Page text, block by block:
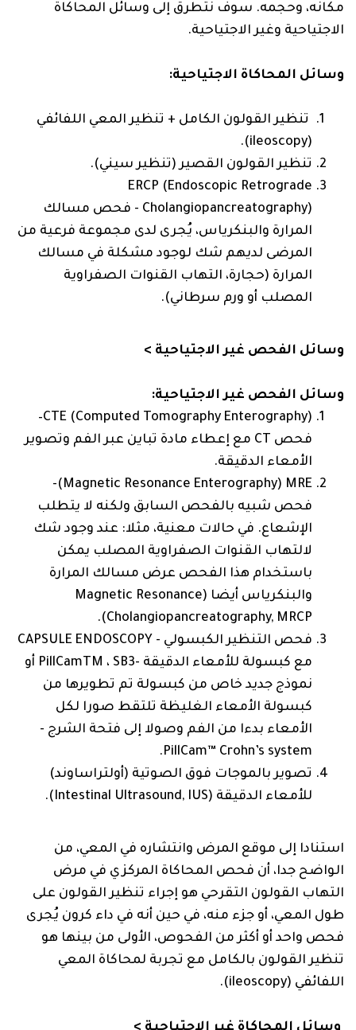
مكانه، وحجمه. سوف نتطرق إلى وسائل المحاكاة
الاجتياحية وغير الاجتياحية.
وسائل المحاكاة الاجتياحية:
تنظير القولون الكامل + تنظير المعي اللفائفي
(ileoscopy).
تنظير القولون القصير (تنظير سيني).
‎‎ERCP (Endoscopic Retrograde
Cholangiopancreatography) - فحص مسالك
المرارة والبنكرياس، يُجرى لدى مجموعة فرعية من
المرضى لديهم شك لوجود مشكلة في مسالك
المرارة (حجارة، التهاب القنوات الصفراوية
المصلب أو ورم سرطاني).
وسائل الفحص غير الاجتياحية >
وسائل الفحص غير الاجتياحية:
CTE (Computed Tomography Enterography)–
فحص CT مع إعطاء مادة تباين عبر الفم وتصوير
الأمعاء الدقيقة.
MRE‏ (‏‎Magnetic Resonance Enterography‏)-
فحص شبيه بالفحص السابق ولكنه لا يتطلب
الإشعاع. في حالات معنية، مثلا: عند وجود شك
لالتهاب القنوات الصفراوية المصلب يمكن
باستخدام هذا الفحص عرض مسالك المرارة
والبنكرياس أيضا (Magnetic Resonance
Cholangiopancreatography, MRCP).
فحص التنظير الكبسولي - CAPSULE ENDOSCOPY
مع كبسولة للأمعاء الدقيقة -PillCamTM ، SB3 أو
نموذج جديد خاص من كبسولة تم تطويرها من
كبسولة الأمعاء الغليظة تلتقط صورا لكل
الأمعاء بدءا من الفم وصولا إلى فتحة الشرج -
PillCam™ Crohn’s system.
تصوير بالموجات فوق الصوتية (أولتراساوند)
للأمعاء الدقيقة (‏Intestinal Ultrasound, IUS‏).
استنادا إلى موقع المرض وانتشاره في المعي، من
الواضح جدا، أن فحص المحاكاة المركزي في مرض
التهاب القولون التقرحي هو إجراء تنظير القولون على
طول المعي، أو جزء منه، في حين أنه في داء كرون يُجرى
فحص واحد أو أكثر من الفحوص، الأولى من بينها هو
تنظير القولون بالكامل مع تجربة لمحاكاة المعي
اللفائفي (ileoscopy).